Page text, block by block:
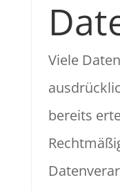
Viele
bereits